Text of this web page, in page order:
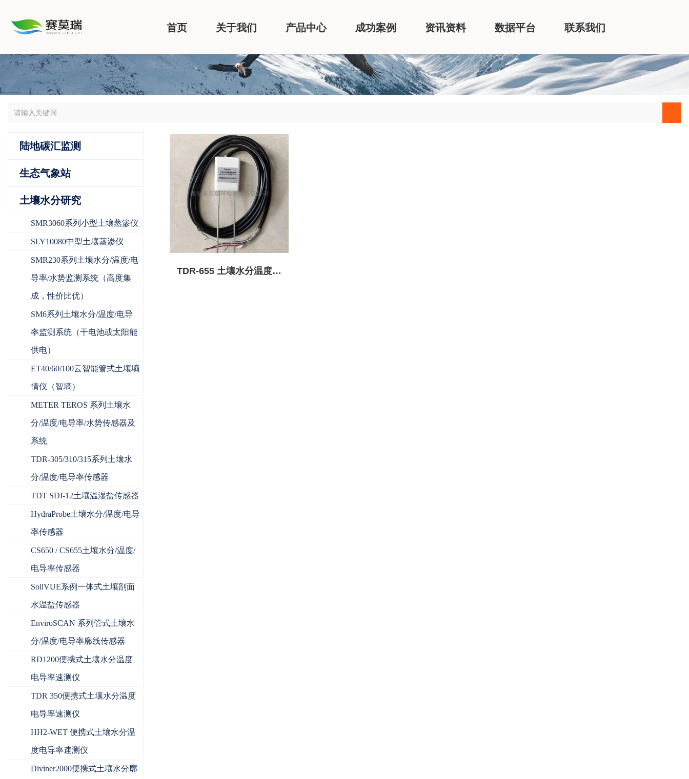
首页 关于我们 产品中心 成功案例 资讯资料 数据平台 联系我们
陆地碳汇监测
生态气象站
土壤水分研究
SMR3060系列小型土壤蒸渗仪
SLY10080中型土壤蒸渗仪
SMR230系列土壤水分/温度/电
导率/水势监测系统（高度集
成，性价比优）
SM6系列土壤水分/温度/电导
率监测系统（干电池或太阳能
供电）
ET40/60/100云智能管式土壤墒
情仪（智墒）
METER TEROS 系列土壤水
分/温度/电导率/水势传感器及
系统
TDR-305/310/315系列土壤水
分/温度/电导率传感器
TDT SDI-12土壤温湿盐传感器
HydraProbe土壤水分/温度/电导
率传感器
CS650 / CS655土壤水分/温度/
电导率传感器
SoilVUE系例一体式土壤剖面
水温盐传感器
EnviroSCAN 系列管式土壤水
分/温度/电导率廓线传感器
RD1200便携式土壤水分温度
电导率速测仪
TDR 350便携式土壤水分温度
电导率速测仪
HH2-WET 便携式土壤水分温
度电导率速测仪
Diviner2000便携式土壤水分廓
TDR-655 土壤水分温度电